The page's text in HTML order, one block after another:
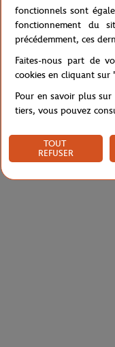
Référence :47SFA0110-
Caractéristiques
fonctionnels sont
fonctionnement du
précédemment, ces
Faites-nous part de
cookies en cliquant sur
Pour en savoir plus
tiers, vous pouvez
TOUT
REFUSER